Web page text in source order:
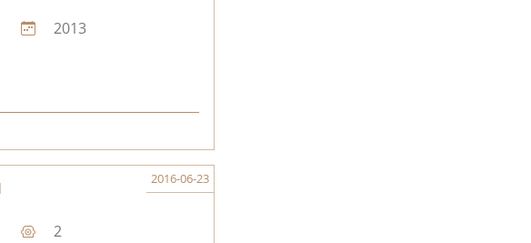
2013
2016-06-23
2